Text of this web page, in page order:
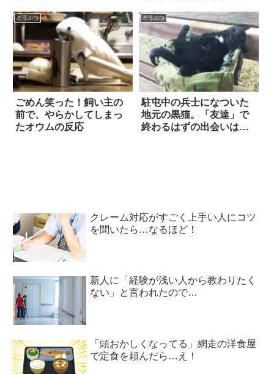
どうぶつ
ごめん笑った！飼い主の
前で、やらかしてしまっ
たオウムの反応
どうぶつ
駐屯中の兵士になついた
地元の黒猫。「友達」で
終わるはずの出会いは、
クレーム対応がすごく上手い人にコツ
を聞いたら…なるほど！
新人に「経験が浅い人から教わりたく
ない」と言われたので…
「頭おかしくなってる」網走の洋食屋
で定食を頼んだら…え！